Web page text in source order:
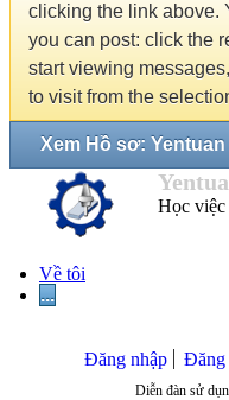
clicking the link above.
you can post: click the
start viewing
to visit from the
Xem Hồ sơ: Yentuan
Học việc
Về tôi
...
Đăng nhập
Diễn đàn sử